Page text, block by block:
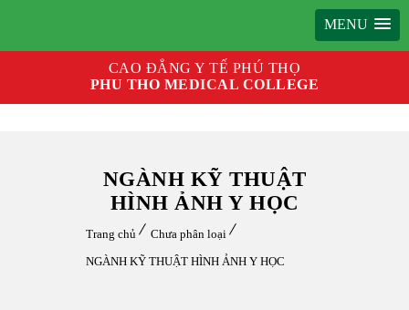
MENU
CAO ĐẲNG Y TẾ PHÚ THỌ
PHU THO MEDICAL COLLEGE
NGÀNH KỸ THUẬT
HÌNH ẢNH Y HỌC
Trang chủ
Chưa phân loại
NGÀNH KỸ THUẬT HÌNH ẢNH Y HỌC